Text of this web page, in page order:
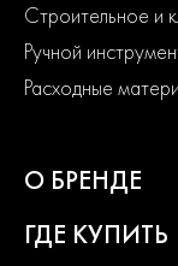
Строительное и
Ручной
Расходные
О БРЕНДЕ
ГДЕ КУПИТЬ